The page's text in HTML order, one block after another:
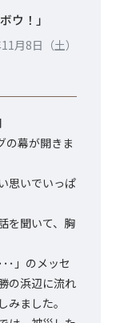
ウ！」
月8日（土）
の幕が開きま
思いでいっぱ
を聞いて、胸
･」のメッセ
の浜辺に流れ
ました。